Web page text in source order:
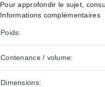
Pour approfondir le sujet,
Informations complémentaires
Poids
Dimensions
Contenance / volume